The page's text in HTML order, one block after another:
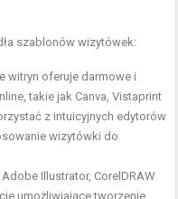
szablonów wizytówek:
witryn oferuje darmowe i
takie jak Canva, Vistaprint
z intuicyjnych edytorów
wizytówki do
Illustrator, CorelDRAW
umożliwiające tworzenie